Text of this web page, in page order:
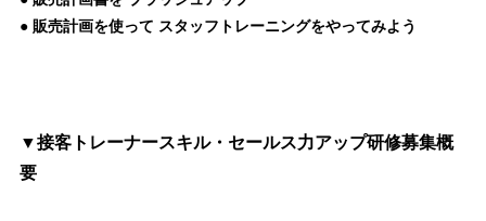
● 販売計画を使って スタッフトレーニングをやってみよう
▼接客トレーナースキル・セールス力アップ研修募集概
要